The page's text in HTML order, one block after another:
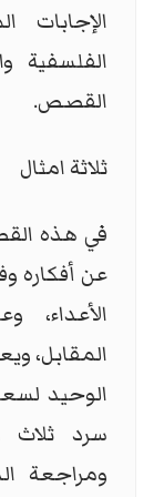
الإجابات
الفلسفية
القصص.
ثلاثة امثال
في هذه
عن أفكاره
الأعداء،
المقابل،
الوحيد
سرد ثلاث
ومراجعة